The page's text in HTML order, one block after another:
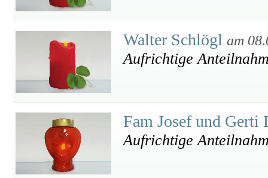
Walter Schlögl am
Aufrichtige
Fam Josef und Gerti
Aufrichtige